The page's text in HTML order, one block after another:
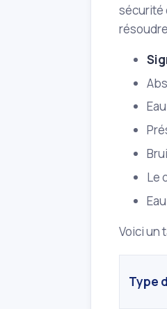
sécurité
Le
Voici un
Type